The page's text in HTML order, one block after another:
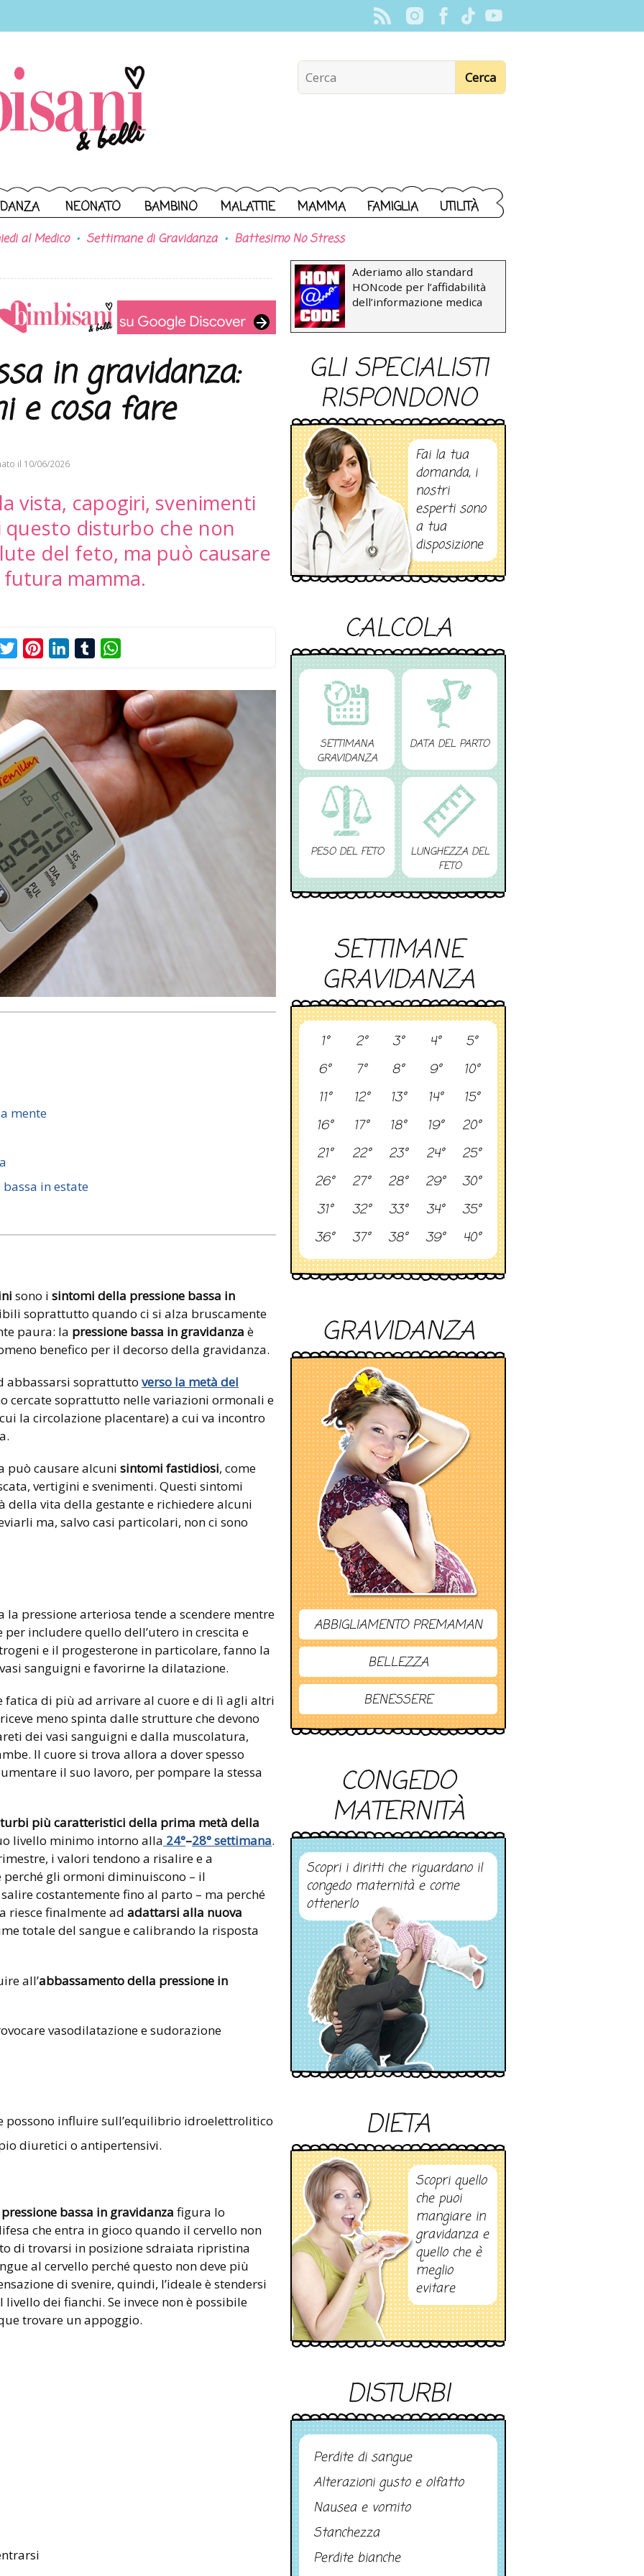
NEONATO BAMBINO MALATTIE MAMMA FAMIGLIA UTILITÀ
al Medico Settimane di Gravidanza Battesimo No Stress
in gravidanza:
e cosa fare
il 10/06/2026
vista, capogiri, svenimenti
questo disturbo che non
del feto, ma può causare
mamma.
TwitterPinterestLinkedInTumblr
mente
in estate
sono i sintomi della pressione bassa in
soprattutto quando ci si alza bruscamente
paura: la pressione bassa in gravidanza è
benefico per il decorso della gravidanza.
abbassarsi soprattutto verso la metà del
cercate soprattutto nelle variazioni ormonali e
la circolazione placentare) a cui va incontro
può causare alcuni sintomi fastidiosi, come
vertigini e svenimenti. Questi sintomi
vita della gestante e richiedere alcuni
ma, salvo casi particolari, non ci sono
pressione arteriosa tende a scendere mentre
includere quello dell’utero in crescita e
e il progesterone in particolare, fanno la
sanguigni e favorirne la dilatazione.
fatica di più ad arrivare al cuore e di lì agli altri
meno spinta dalle strutture che devono
dei vasi sanguigni e dalla muscolatura,
Il cuore si trova allora a dover spesso
il suo lavoro, per pompare la stessa
più caratteristici della prima metà della
livello minimo intorno alla 24°–28° settimana.
i valori tendono a risalire e a
perché gli ormoni diminuiscono – il
costantemente fino al parto – ma perché
riesce finalmente ad adattarsi alla nuova
totale del sangue e calibrando la risposta
all’abbassamento della pressione in
vasodilatazione e sudorazione
possono influire sull’equilibrio idroelettrolitico
diuretici o antipertensivi.
bassa in gravidanza figura lo
che entra in gioco quando il cervello non
di trovarsi in posizione sdraiata ripristina
al cervello perché questo non deve più
di svenire, quindi, l’ideale è stendersi
dei fianchi. Se invece non è possibile
trovare un appoggio.
Aderiamo allo standard
HONcode per l’affidabilità
dell’informazione medica
GLI SPECIALISTI
RISPONDONO
Fai la tua
domanda, i
nostri
esperti sono
a tua
disposizione
CALCOLA
SETTIMANA
GRAVIDANZA
DATA DEL PARTO
PESO DEL FETO
LUNGHEZZA DEL
FETO
SETTIMANE
GRAVIDANZA
1° 2° 3° 4°
5°
6°
7° 8° 9°
10°
11°
12° 13° 14°
15°
16°
17° 18° 19°
20°
21°
22° 23° 24°
25°
26°
27° 28° 29°
30°
31°
32° 33° 34°
35°
36°
37° 38° 39° 40°
GRAVIDANZA
ABBIGLIAMENTO PREMAMAN
BELLEZZA
BENESSERE
CONGEDO
MATERNITÀ
Scopri i diritti che riguardano il
congedo maternità e come
ottenerlo
DIETA
Scopri quello
che puoi
mangiare in
gravidanza e
quello che è
meglio
evitare
DISTURBI
Perdite di sangue
Alterazioni gusto e olfatto
Nausea e vomito
Stanchezza
Perdite bianche